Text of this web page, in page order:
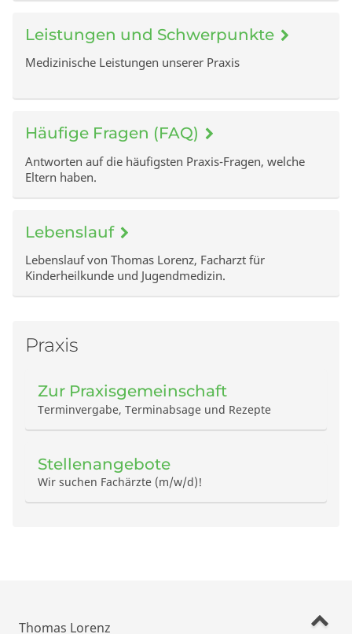
Praxis
Zur Praxisgemeinschaft
Terminvergabe, Terminabsage und Rezepte
Stellenangebote
Wir suchen Fachärzte (m/w/d)!
Leistungen und Schwerpunkte
Medizinische Leistungen unserer Praxis
Häufige Fragen (FAQ)
Antworten auf die häufigsten Praxis-Fragen, welche
Eltern haben.
Lebenslauf
Lebenslauf von Thomas Lorenz, Facharzt für
Kinderheilkunde und Jugendmedizin.
Thomas Lorenz